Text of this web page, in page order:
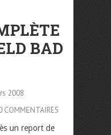
BAD
2008
COMMENTAIRES
un report de